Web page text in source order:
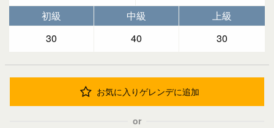
初級
中級
上級
30
40 30
お気に入りゲレンデに追加
or